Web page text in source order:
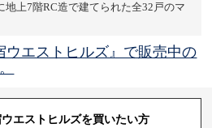
地上7階RC造で建てられた全32戸のマ
ウエストヒルズ』で販売中の
エストヒルズを買いたい方